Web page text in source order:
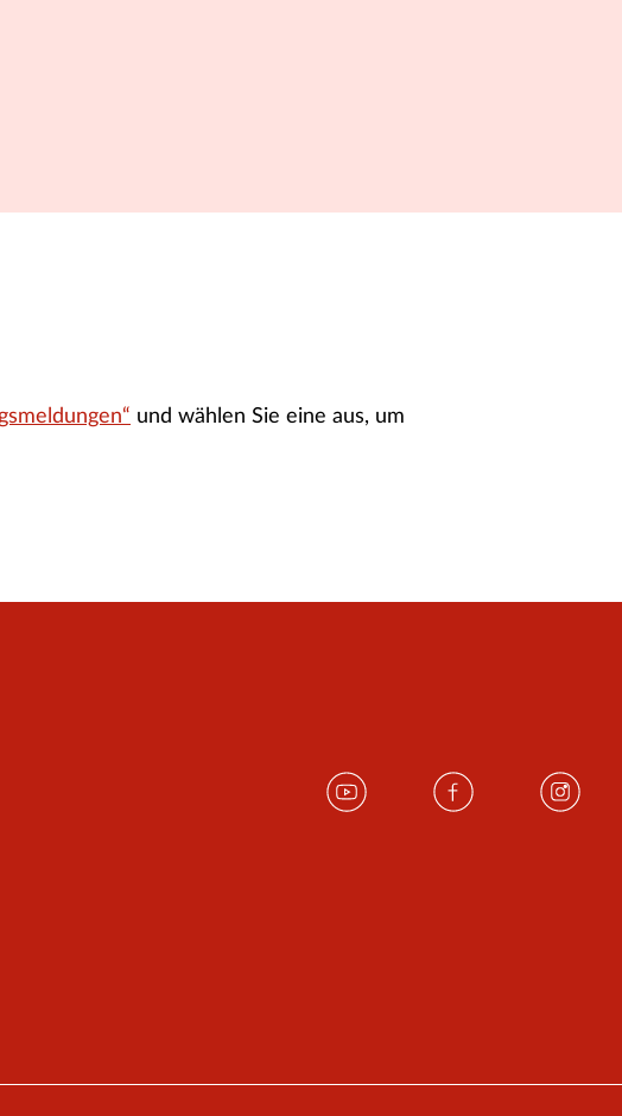
und wählen Sie eine aus, um